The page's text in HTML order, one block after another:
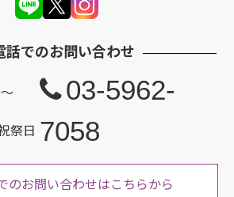
話でのお問い合わせ
祭日
03-5962-
7058
のお問い合わせはこちらから